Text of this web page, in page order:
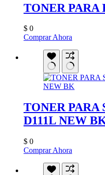
TONER PARA
$ 0
Comprar Ahora
TONER PARA
D111L NEW
$ 0
Comprar Ahora